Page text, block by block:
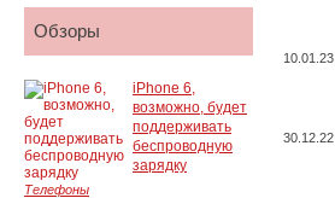
10.01.23
30.12.22
Обзоры
iPhone 6,
возможно, будет
поддерживать
беспроводную
зарядку
Телефоны